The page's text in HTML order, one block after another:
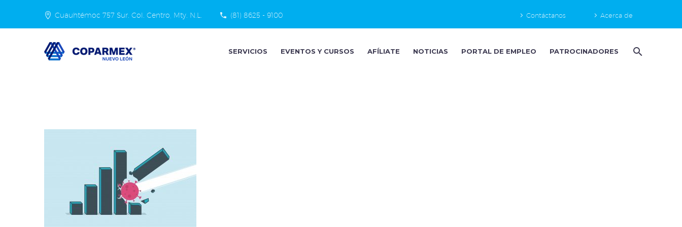
Cuauhtémoc 757 Sur. Col. Centro, Mty. N.L. (81) 8625 - 9100 Contáctanos Acerca de
SERVICIOS EVENTOS Y CURSOS AFÍLIATE NOTICIAS PORTAL DE EMPLEO PATROCINADORES